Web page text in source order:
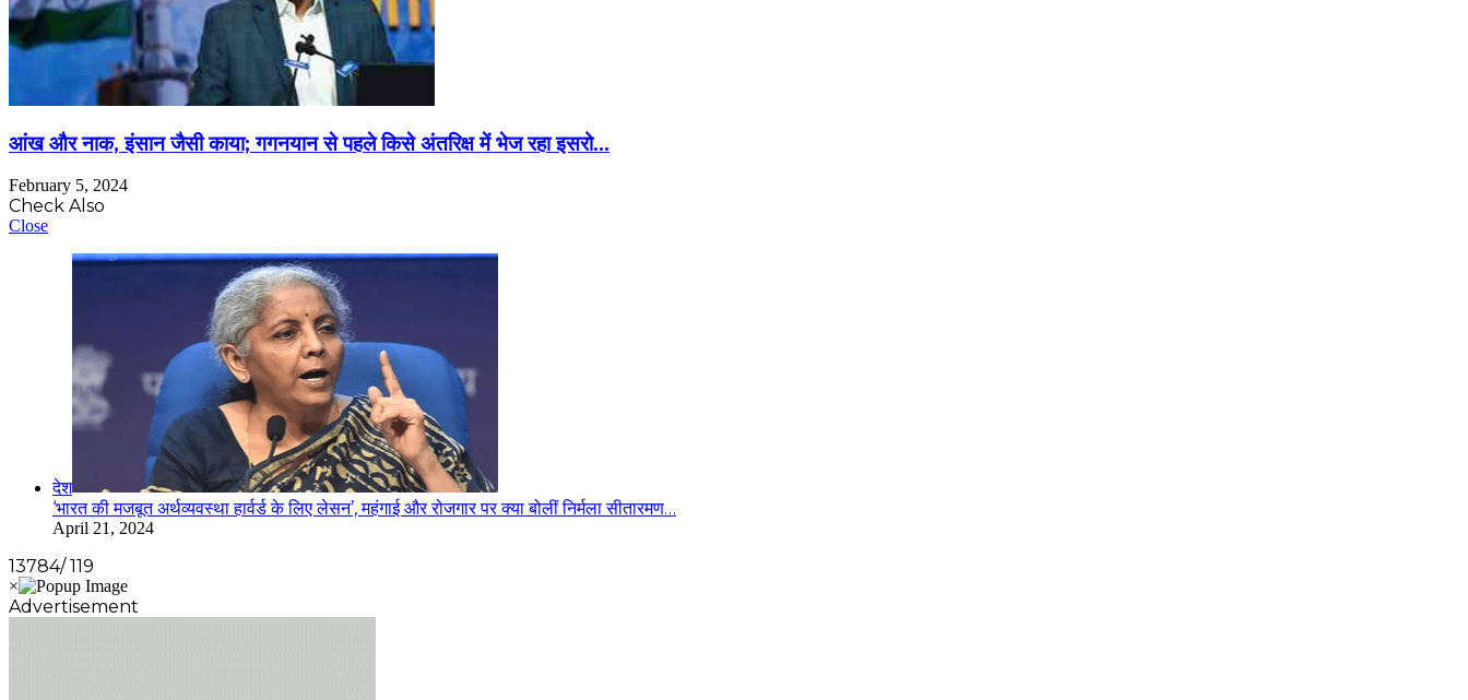
आंख और नाक, इंसान जैसी काया; गगनयान से पहले किसे अंतरिक्ष में भेज रहा इसरो…
February 5, 2024
Check Also
Close
देश
‘भारत की मजबूत अर्थव्यवस्था हार्वर्ड के लिए लेसन’, महंगाई और रोजगार पर क्या बोलीं निर्मला सीतारमण…
April 21, 2024
13784/ 119
Advertisement